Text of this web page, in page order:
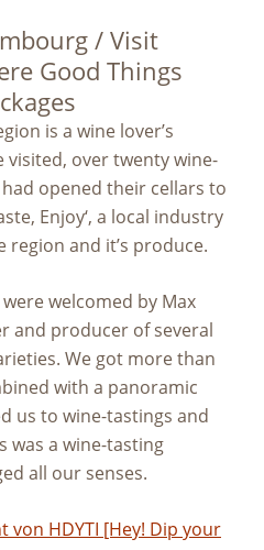
/ Visit
Good Things
is a wine lover’s
visited, over twenty wine-
opened their cellars to
Enjoy‘, a local industry
and it’s produce.
welcomed by Max
and producer of several
We got more than
with a panoramic
us to wine-tastings and
was a wine-tasting
all our senses.
von HDYTI [Hey! Dip your